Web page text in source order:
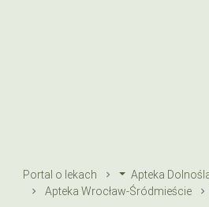
Portal o lekach
Apteka
Apteka Wrocław-Śródmieście